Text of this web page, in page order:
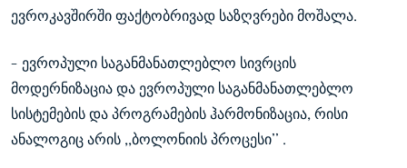
ევროკავშირში ფაქტობრივად საზღვრები მოშალა.
- ევროპული საგანმანათლებლო სივრცის
მოდერნიზაცია და ევროპული საგანმანათლებლო
სისტემების და პროგრამების ჰარმონიზაცია, რისი
ანალოგიც არის ,,ბოლონიის პროცესი’’ .